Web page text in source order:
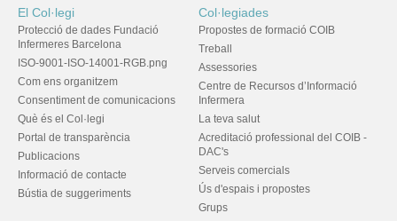
El Col·legi
Protecció de dades Fundació
Infermeres Barcelona
ISO-9001-ISO-14001-RGB.png
Com ens organitzem
Consentiment de comunicacions
Què és el Col·legi
Portal de transparència
Publicacions
Informació de contacte
Bústia de suggeriments
Col·legiades
Propostes de formació COIB
Treball
Assessories
Centre de Recursos d’Informació
Infermera
La teva salut
Acreditació professional del COIB -
DAC's
Serveis comercials
Ús d'espais i propostes
Grups